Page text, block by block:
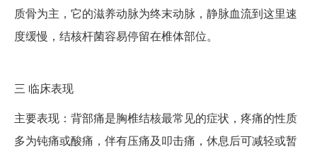
质骨为主，它的滋养动脉为终末动脉，静脉血流到这里速
度缓慢，结核杆菌容易停留在椎体部位。
三 临床表现
主要表现：背部痛是胸椎结核最常见的症状，疼痛的性质
多为钝痛或酸痛，伴有压痛及叩击痛，休息后可减轻或暂